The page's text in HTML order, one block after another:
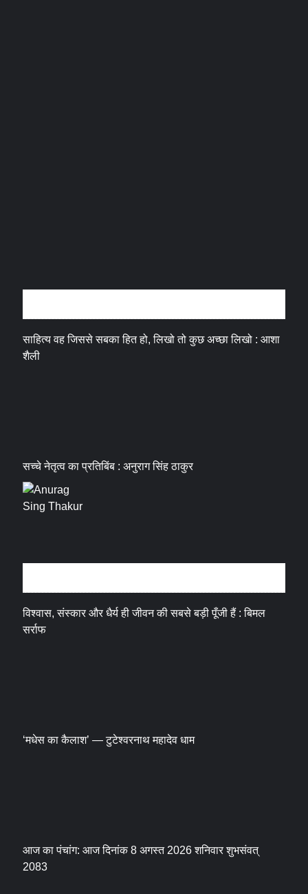
साहित्य वह जिससे सबका हित हो, लिखो तो कुछ अच्छा लिखो : आशा
शैली
सच्चे नेतृत्व का प्रतिबिंब : अनुराग सिंह ठाकुर
विश्वास, संस्कार और धैर्य ही जीवन की सबसे बड़ी पूँजी हैं : बिमल
सर्राफ
‘मधेस का कैलाश’ — टुटेश्वरनाथ महादेव धाम
आज का पंचांग: आज दिनांक 8 अगस्त 2026 शनिवार शुभसंवत्
2083